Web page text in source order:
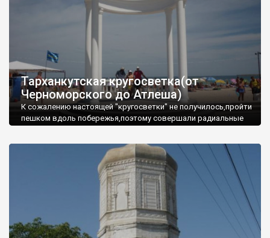
Тарханкутская кругосветка(от
Черноморского до Атлеша)
К сожалению настоящей "кругосветки" не получилось,пройти
пешком вдоль побережья,поэтому совершали радиальные